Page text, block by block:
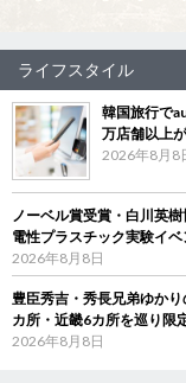
ライフスタイル
韓国旅行で
万店舗以上
2026年8月8
ノーベル賞受賞・白川英
電性プラスチック実験イ
2026年8月8日
豊臣秀吉・秀長兄弟ゆか
カ所・近畿6カ所を巡り限
2026年8月8日